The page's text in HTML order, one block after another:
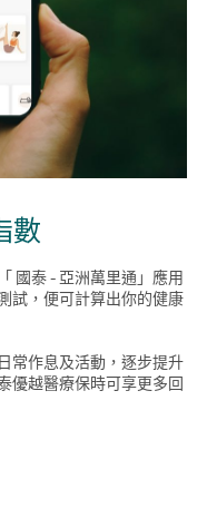
數
國泰 - 亞洲萬里通」應用
試，便可計算出你的健康
常作息及活動，逐步提升
優越醫療保時可享更多回